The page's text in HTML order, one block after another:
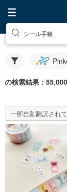
シール手帳
の検索結果：
一部自動翻訳され